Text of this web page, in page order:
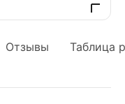
Отзывы Таблица